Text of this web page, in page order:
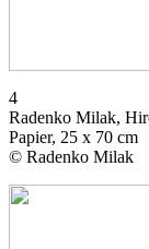
4
Radenko Milak,
Papier, 25 x 70 cm
© Radenko Milak